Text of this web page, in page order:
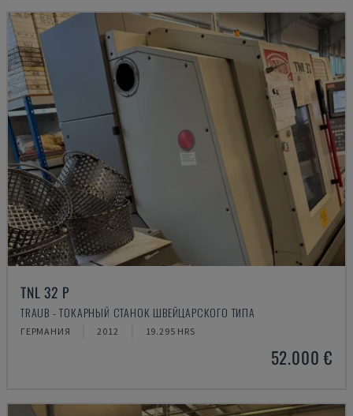
TNL 32 P
TRAUB - ТОКАРНЫЙ СТАНОК ШВЕЙЦАРСКОГО ТИПА
ГЕРМАНИЯ 2012 19.295 HRS
52.000 €